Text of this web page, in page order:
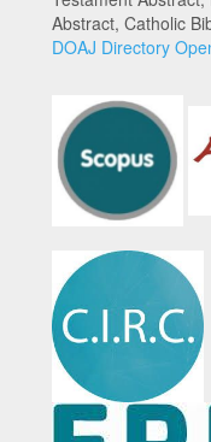
Abstract, Catholic
DOAJ Directory